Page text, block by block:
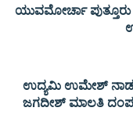
ಯುವಮೋರ್ಚಾ
ಉದ್ಯಮಿ ಉಮೇಶ್
ಜಗದೀಶ್ ಮಾಲತಿ